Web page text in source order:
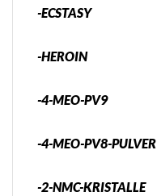
-ECSTASY
-HEROIN
-4-MEO-PV9
-4-MEO-PV8-PULVER
-2-NMC-KRISTALLE